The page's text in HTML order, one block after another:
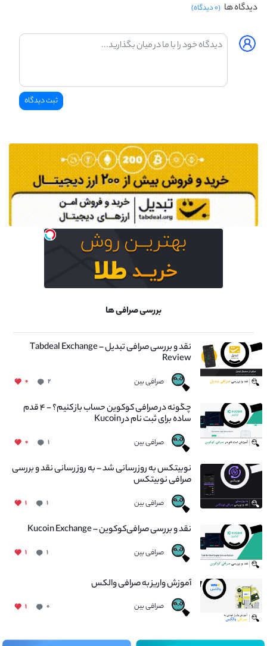
دیدگاه ها (۰ دیدگاه)
بررسی صرافی ها
نقد و بررسی صرافی تبدیل – Tabdeal Exchange
Review
صرافی بین ۲ ۰
چگونه در صرافی کوکوین حساب باز کنیم؟ - ۴ قدم
ساده برای ثبت نام در Kucoin
صرافی بین ۱ ۰
نوبیتکس به روزرسانی شد – به روز رسانی نقد و بررسی
صرافی نوبیتکس
صرافی بین ۱ ۱
نقد و بررسی صرافی‌کوکوین – Kucoin Exchange
صرافی بین ۱ ۱
آموزش واریز به صرافی والکس
صرافی بین ۰ ۱